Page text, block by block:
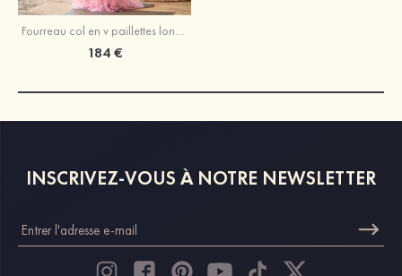
Fourreau col en v paillettes longueur ras du sol robe de bal avec perles
184 €
INSCRIVEZ-VOUS À NOTRE NEWSLETTER